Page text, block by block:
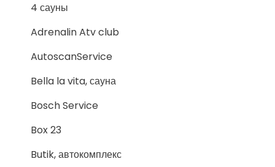
4 сауны
Adrenalin Atv club
AutoscanService
Bella la vita, сауна
Bosch Service
Box 23
Butik, автокомплекс